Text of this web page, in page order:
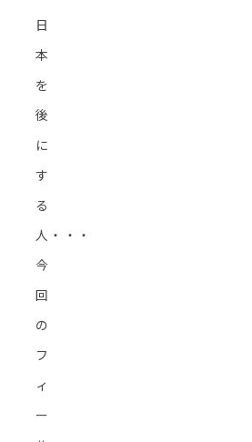
日
本
を
後
に
す
る
人・・・
今
回
の
フ
ィ
ー